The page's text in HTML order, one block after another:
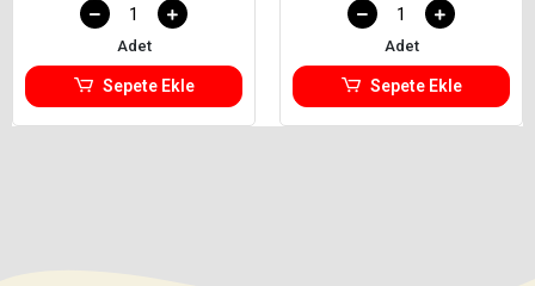
Adet
Sepete Ekle
Adet
Sepete Ekle